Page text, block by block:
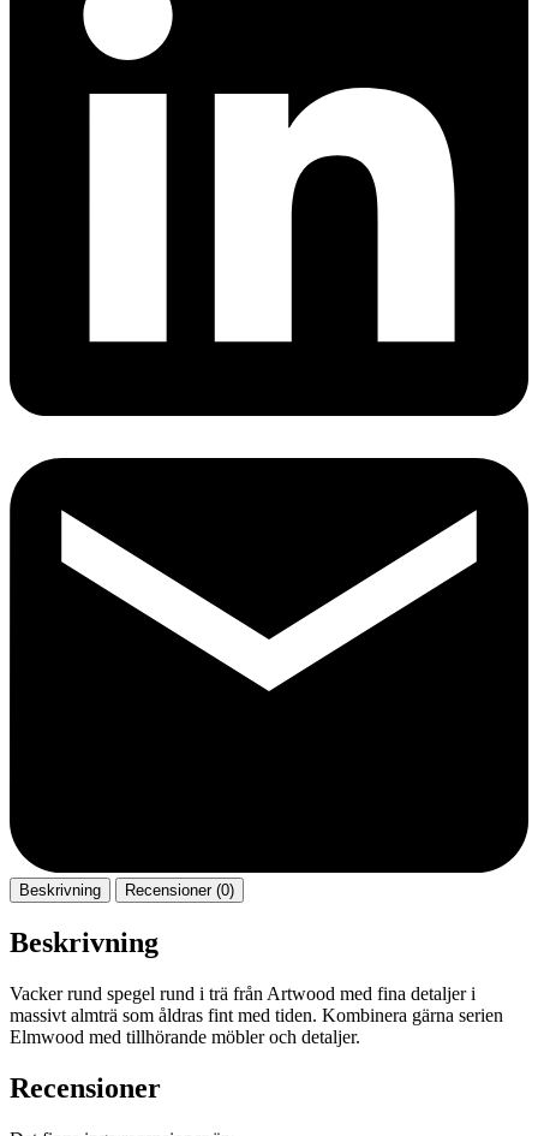
Beskrivning Recensioner (0)
Beskrivning
Vacker rund spegel rund i trä från Artwood med fina detaljer i
massivt almträ som åldras fint med tiden. Kombinera gärna serien
Elmwood med tillhörande möbler och detaljer.
Recensioner